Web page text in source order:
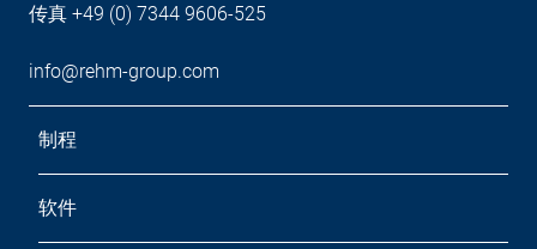
传真 +49 (0) 7344 9606-525
info@rehm-group.com
制程
软件